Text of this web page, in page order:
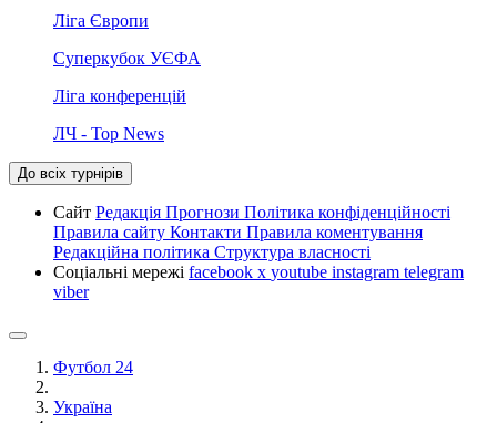
Ліга Європи
Суперкубок УЄФА
Ліга конференцій
ЛЧ - Top News
До всіх турнірів
Сайт Редакція Прогнози Політика конфіденційності
Правила сайту Контакти Правила коментування
Редакційна політика Структура власності
Соціальні мережі facebook x youtube instagram telegram
viber
Футбол 24
Україна